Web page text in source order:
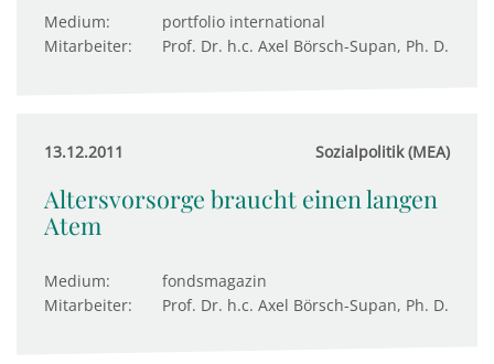
Medium:
portfolio international
Mitarbeiter:
Prof. Dr. h.c. Axel Börsch-Supan, Ph. D.
13.12.2011 Sozialpolitik (MEA)
Altersvorsorge braucht einen langen
Atem
Medium:
fondsmagazin
Mitarbeiter:
Prof. Dr. h.c. Axel Börsch-Supan, Ph. D.